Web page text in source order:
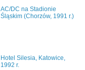
AC/DC na Stadionie
Śląskim (Chorzów, 1991 r.)
Hotel Silesia, Katowice,
1992 r.